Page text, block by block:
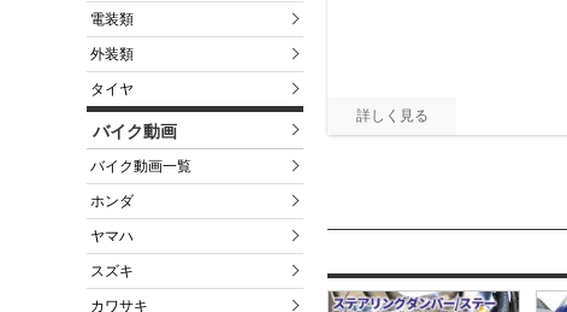
電装類
外装類
タイヤ
バイク動画
バイク動画一覧
ホンダ
ヤマハ
スズキ
カワサキ